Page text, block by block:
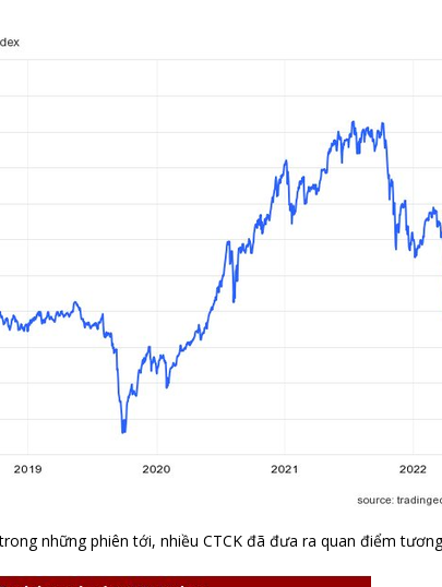
những phiên tới, nhiều CTCK đã đưa ra quan điểm